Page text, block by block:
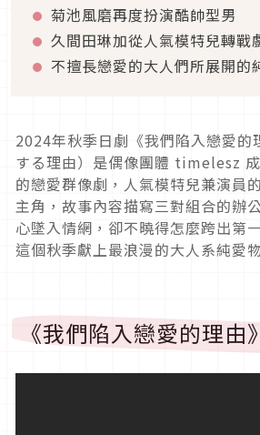
菊池風磨再度扮演酷帥型男
久間田琳加從人氣模特兒轉戰
不擅長戀愛的大人們所展開的
2024年秋季日劇《我們陷入戀愛的
する理由）是偶像團體 timelesz
的戀愛群像劇，人氣模特兒兼演員
主角，故事內容描寫三對組合的辦
心墜入情網，卻不曉得怎麼跨出第
這個秋季獻上最浪漫的大人系純愛
《我們陷入戀愛的理由